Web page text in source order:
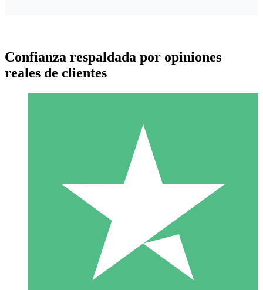
Paquetes de Créditos Individuales
Paga según el uso con créditos de descarga. Sin compromiso
10 00
Confianza respaldada por opiniones
reales de clientes